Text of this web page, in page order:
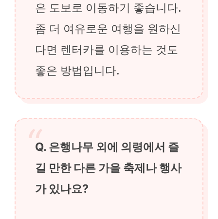
은 도보로 이동하기 좋습니다.
좀 더 여유로운 여행을 원하신
다면 렌터카를 이용하는 것도
좋은 방법입니다.
Q. 은행나무 외에 의령에서 즐
길 만한 다른 가을 축제나 행사
가 있나요?